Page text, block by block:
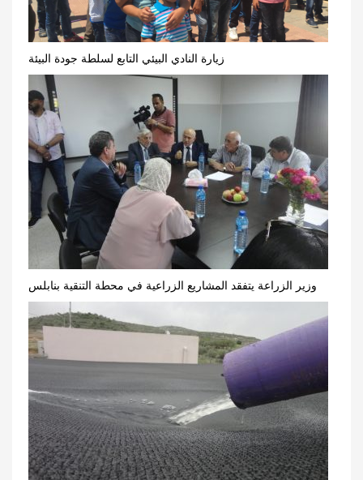
زيارة النادي البيئي التابع لسلطة جودة البيئة
وزير الزراعة يتفقد المشاريع الزراعية في محطة التنقية بنابلس